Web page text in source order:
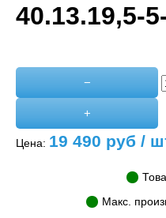
40.13.19,5-
−
+
Цена: 19 490 руб /
Макс.